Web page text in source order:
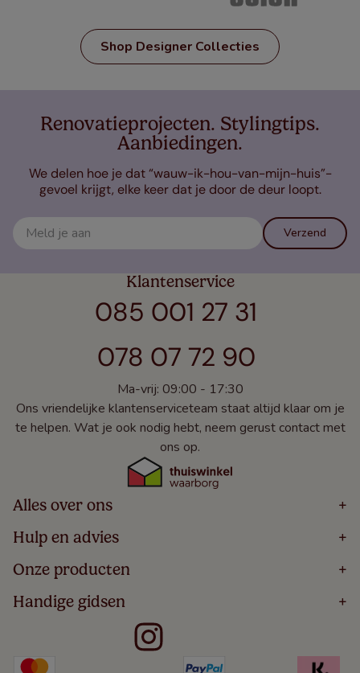
Shop Designer Collecties
Renovatieprojecten. Stylingtips.
Aanbiedingen.
We delen hoe je dat “wauw-ik-hou-van-mijn-huis”-
gevoel krijgt, elke keer dat je door de deur loopt.
Verzend
Klantenservice
085 001 27 31
078 07 72 90
Ma-vrij: 09:00 - 17:30
Ons vriendelijke klantenserviceteam staat altijd klaar om je
te helpen. Wat je ook nodig hebt, neem gerust contact met
ons op.
Alles over ons +
Home
Over
Bestellen
Winacties
Veelgestelde Vragen
Hulp en advies +
Volg Je Bestelling
Levering
5 Jaar Garantie
Algemene Voorwaarden
Kindveiligheid
Onze producten +
Houten Jaloezieën
Rolgordijnen
Handige gidsen +
Meten Voor Raamdecoratie
Badkamer Raamdecoratie
Slaapkamer Raamdecoratie